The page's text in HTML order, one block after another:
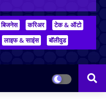
बिजनेस करिअर
टेक & ऑटो
लाइफ & साइंस बॉलीवुड